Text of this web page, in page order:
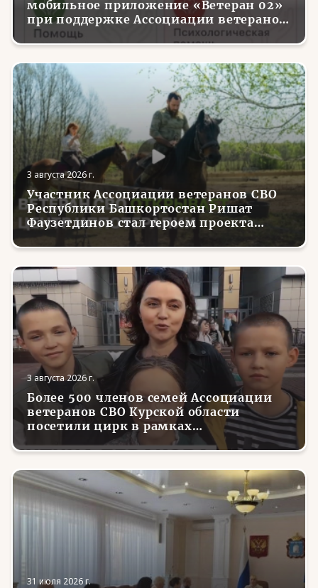
мобильное приложение «Ветеран 02»
при поддержке Ассоциации ветеранов
СВО
3 августа 2026 г.
Участник Ассоциации ветеранов СВО
Республики Башкортостан Ришат
Фаузетдинов стал героем проекта
телеканала RT.Док «Держи удар! С
Николаем Валуевым»
3 августа 2026 г.
Более 500 членов семей Ассоциации
ветеранов СВО Курской области
посетили цирк в рамках
всероссийской акции
31 июля 2026 г.